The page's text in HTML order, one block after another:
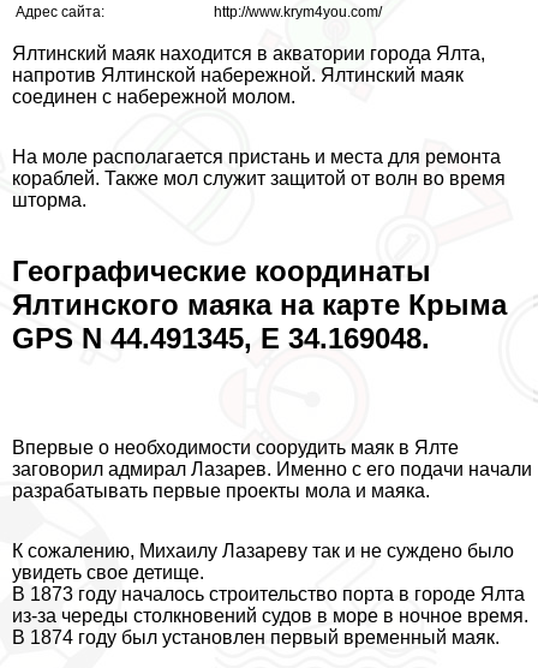
Адрес сайта:
http://www.krym4you.com/
Ялтинский маяк находится в акватории города Ялта,
напротив Ялтинской набережной. Ялтинский маяк
соединен с набережной молом.
На моле располагается пристань и места для ремонта
кораблей. Также мол служит защитой от волн во время
шторма.
Географические координаты
Ялтинского маяка на карте Крыма
GPS N 44.491345, E 34.169048.
Впервые о необходимости соорудить маяк в Ялте
заговорил адмирал Лазарев. Именно с его подачи начали
разpaбатывать первые проекты мола и маяка.
К сожалению, Михаилу Лазареву так и не суждено было
увидеть свое детище.
В 1873 году началось строительство порта в городе Ялта
из-за череды столкновений судов в море в ночное время.
В 1874 году был установлен первый временный маяк.